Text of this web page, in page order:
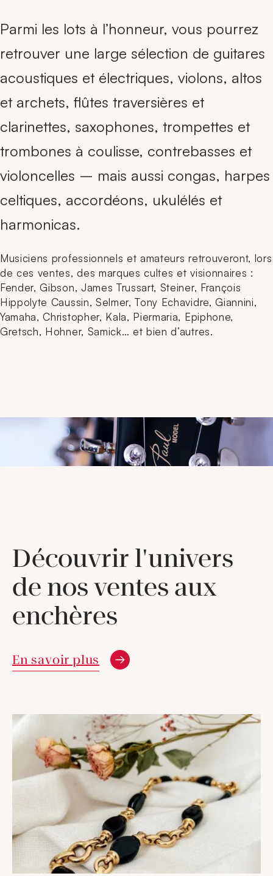
Parmi les lots à l’honneur, vous pourrez
retrouver une large sélection de guitares
acoustiques et électriques, violons, altos
et archets, flûtes traversières et
clarinettes, saxophones, trompettes et
trombones à coulisse, contrebasses et
violoncelles – mais aussi congas, harpes
celtiques, accordéons, ukulélés et
harmonicas.
Musiciens professionnels et amateurs retrouveront, lors
de ces ventes, des marques cultes et visionnaires :
Fender, Gibson, James Trussart, Steiner, François
Hippolyte Caussin, Selmer, Tony Echavidre, Giannini,
Yamaha, Christopher, Kala, Piermaria, Epiphone,
Gretsch, Hohner, Samick… et bien d’autres.
Découvrir l'univers
de nos ventes aux
enchères
Nouvelle fenêtre
En savoir plus